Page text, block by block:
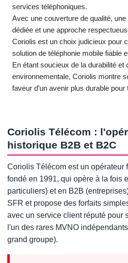
services téléphoniques.
Avec une couverture de qualité,
dédiée et une approche
Coriolis est un choix judicieux pour
solution de téléphonie mobile fiable
En étant soucieux de la durabilité et
environnementale, Coriolis montre
faveur d’un avenir plus durable pour
Coriolis Télécom :
historique B2B et B2C
Coriolis Télécom est un opérateur
fondé en 1991, qui opère à la fois
particuliers) et en B2B
SFR et propose des forfaits
avec un service client réputé pour
l'un des rares MVNO
grand groupe).